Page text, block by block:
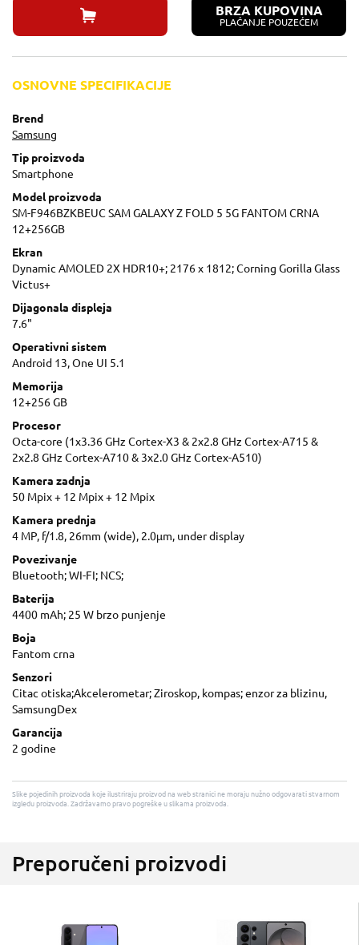
BRZA KUPOVINA
PLAĆANJE POUZEĆEM
OSNOVNE SPECIFIKACIJE
Brend
Samsung
Tip proizvoda
Smartphone
Model proizvoda
SM-F946BZKBEUC SAM GALAXY Z FOLD 5 5G FANTOM CRNA
12+256GB
Ekran
Dynamic AMOLED 2X HDR10+; 2176 x 1812; Corning Gorilla Glass
Victus+
Dijagonala displeja
7.6"
Operativni sistem
Android 13, One UI 5.1
Memorija
12+256 GB
Procesor
Octa-core (1x3.36 GHz Cortex-X3 & 2x2.8 GHz Cortex-A715 &
2x2.8 GHz Cortex-A710 & 3x2.0 GHz Cortex-A510)
Kamera zadnja
50 Mpix + 12 Mpix + 12 Mpix
Kamera prednja
4 MP, f/1.8, 26mm (wide), 2.0µm, under display
Povezivanje
Bluetooth; WI-FI; NCS;
Baterija
4400 mAh; 25 W brzo punjenje
Boja
Fantom crna
Senzori
Citac otiska;Akcelerometar; Ziroskop, kompas; enzor za blizinu,
SamsungDex
Garancija
2 godine
Slike pojedinih proizvoda koje ilustriraju proizvod na web stranici ne moraju nužno odgovarati stvarnom
izgledu proizvoda. Zadržavamo pravo pogreške u slikama proizvoda.
Preporučeni proizvodi